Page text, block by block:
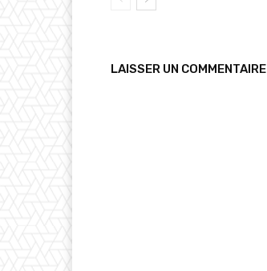
LAISSER UN COMMENTAIRE